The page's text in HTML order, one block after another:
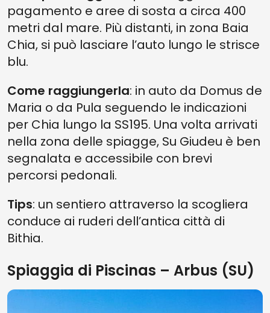
pagamento e aree di sosta a circa 400
metri dal mare. Più distanti, in zona Baia
Chia, si può lasciare l’auto lungo le strisce
blu.
Come raggiungerla: in auto da Domus de
Maria o da Pula seguendo le indicazioni
per Chia lungo la SS195. Una volta arrivati
nella zona delle spiagge, Su Giudeu è ben
segnalata e accessibile con brevi
percorsi pedonali.
Tips: un sentiero attraverso la scogliera
conduce ai ruderi dell’antica città di
Bithia.
Spiaggia di Piscinas – Arbus (SU)